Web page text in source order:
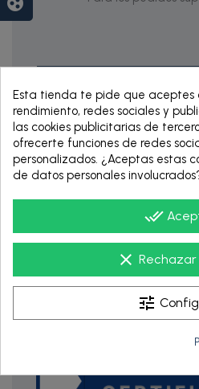
RENTING
Esta tienda te pide que aceptes
rendimiento, redes sociales y
las cookies publicitarias de
ofrecerte funciones de redes
personalizados. ¿Aceptas estas
de datos personales
done_all
clear Rechazar
tune